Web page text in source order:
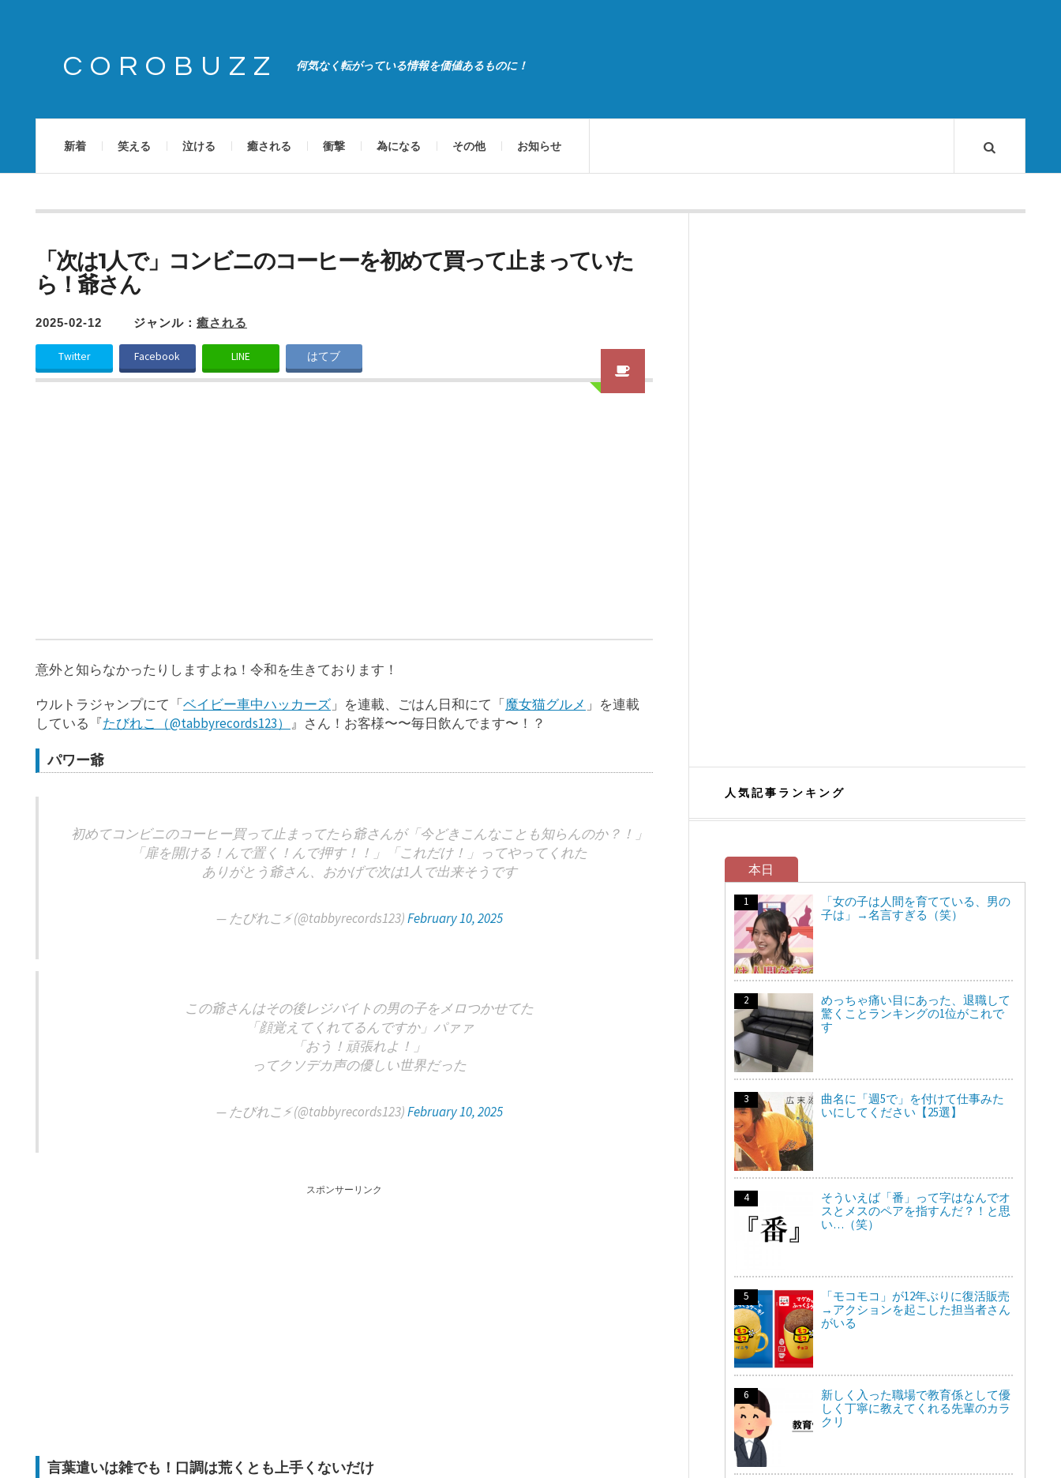
COROBUZZ 何気なく転がっている情報を価値あるものに！
新着 笑える 泣ける 癒される 衝撃 為になる その他 お知らせ
「次は1人で」コンビニのコーヒーを初めて買って止まっていた
ら！爺さん
2025-02-12 ジャンル： 癒される
Twitter Facebook LINE はてブ
意外と知らなかったりしますよね！令和を生きております！
ウルトラジャンプにて「ベイビー車中ハッカーズ 」を連載、ごはん日和にて「魔女猫グルメ 」を連載
している『たびれこ（@tabbyrecords123） 』さん！お客様〜〜毎日飲んでます〜！？
パワー爺
初めてコンビニのコーヒー買って止まってたら爺さんが「今どきこんなことも知らんのか？！」
「扉を開ける！んで置く！んで押す！！」「これだけ！」ってやってくれた
ありがとう爺さん、おかげで次は1人で出来そうです
— たびれこ⚡️ (@tabbyrecords123)February 10, 2025
この爺さんはその後レジバイトの男の子をメロつかせてた
「顔覚えてくれてるんですか」パァァ
「おう！頑張れよ！」
ってクソデカ声の優しい世界だった
— たびれこ⚡️ (@tabbyrecords123)February 10, 2025
スポンサーリンク
言葉遣いは雑でも！口調は荒くとも上手くないだけ
人気記事ランキング
本日
「女の子は人間を育てている、男の
子は」→名言すぎる（笑）
めっちゃ痛い目にあった、退職して
驚くことランキングの1位がこれで
す
曲名に「週5で」を付けて仕事みた
いにしてください【25選】
そういえば「番」って字はなんでオ
スとメスのペアを指すんだ？！と思
い…（笑）
「モコモコ」が12年ぶりに復活販売
→アクションを起こした担当者さん
がいる
新しく入った職場で教育係として優
しく丁寧に教えてくれる先輩のカラ
クリ